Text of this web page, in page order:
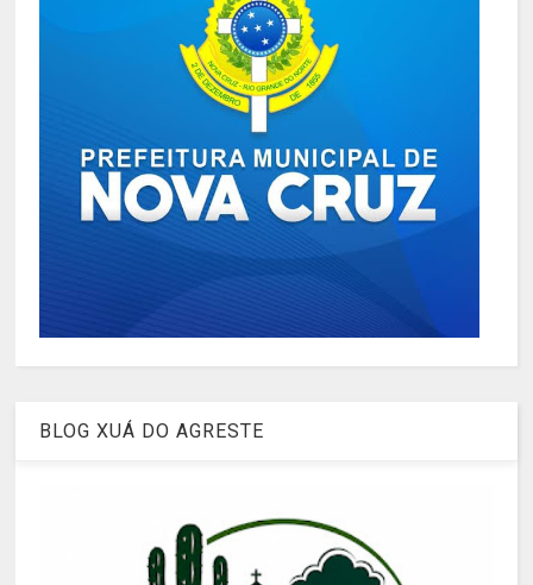
BLOG XUÁ DO AGRESTE